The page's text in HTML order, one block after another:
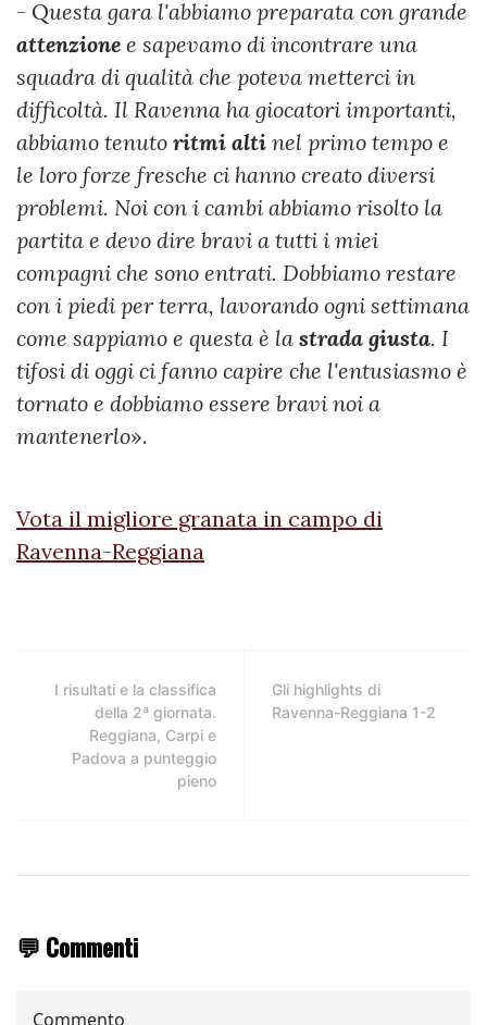
- Questa gara l'abbiamo preparata con grande
attenzione e sapevamo di incontrare una
squadra di qualità che poteva metterci in
difficoltà. Il Ravenna ha giocatori importanti,
abbiamo tenuto ritmi alti nel primo tempo e
le loro forze fresche ci hanno creato diversi
problemi. Noi con i cambi abbiamo risolto la
partita e devo dire bravi a tutti i miei
compagni che sono entrati. Dobbiamo restare
con i piedi per terra, lavorando ogni settimana
come sappiamo e questa è la strada giusta. I
tifosi di oggi ci fanno capire che l'entusiasmo è
tornato e dobbiamo essere bravi noi a
mantenerlo».
Vota il migliore granata in campo di
Ravenna-Reggiana
I risultati e la classifica
della 2ª giornata.
Reggiana, Carpi e
Padova a punteggio
pieno
Gli highlights di
Ravenna-Reggiana 1-2
💬 Commenti